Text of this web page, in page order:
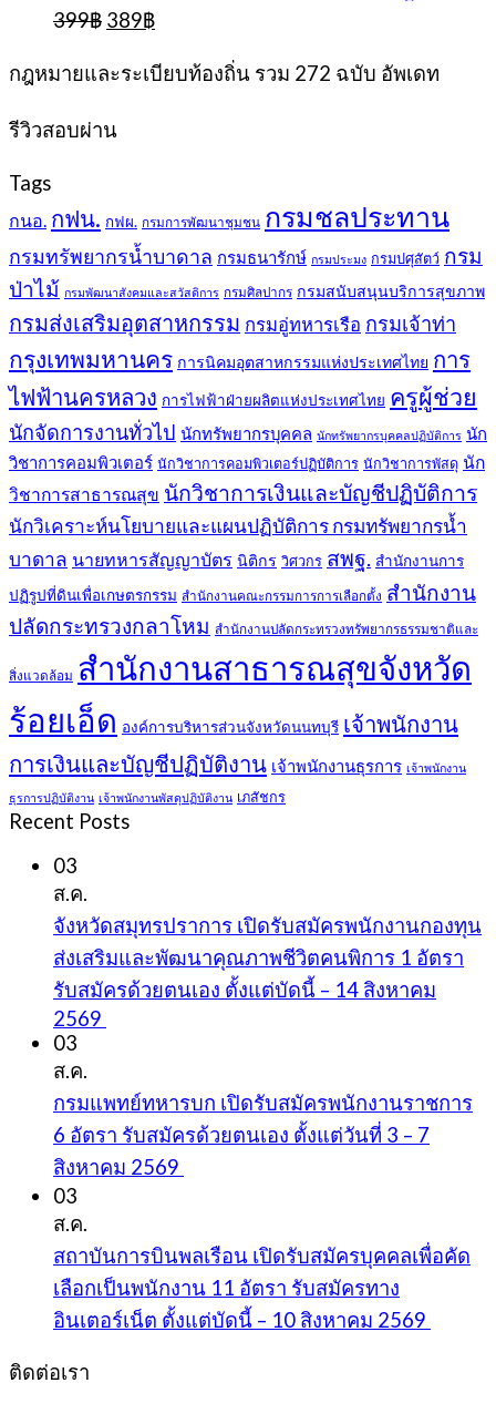
399฿ Original
was:
389฿Current
is:
กฎหมายและระเบียบท้องถิ่น รวม 272 ฉบับ อัพเดท
รีวิวสอบผ่าน
Tags
กนอ. กฟน. กฟผ. กรมการพัฒนาชุมชน กรมชลประทาน
กรมทรัพยากรน้ำบาดาล กรมธนารักษ์ กรมประมง กรมปศุสัตว์ กรม
ป่าไม้ กรมพัฒนาสังคมและสวัสดิการ กรมศิลปากร กรมสนับสนุนบริการสุขภาพ
กรมส่งเสริมอุตสาหกรรม กรมอู่ทหารเรือ กรมเจ้าท่า
กรุงเทพมหานคร การนิคมอุตสาหกรรมแห่งประเทศไทย การ
ไฟฟ้านครหลวง การไฟฟ้าฝ่ายผลิตแห่งประเทศไทย ครูผู้ช่วย
นักจัดการงานทั่วไป นักทรัพยากรบุคคล นักทรัพยากรบุคคลปฏิบัติการ นัก
วิชาการคอมพิวเตอร์ นักวิชาการคอมพิวเตอร์ปฏิบัติการ นักวิชาการพัสดุ นัก
วิชาการสาธารณสุข นักวิชาการเงินและบัญชีปฏิบัติการ
นักวิเคราะห์นโยบายและแผนปฏิบัติการ กรมทรัพยากรน้ำ
บาดาล นายทหารสัญญาบัตร นิติกร วิศวกร สพฐ. สำนักงานการ
ปฏิรูปที่ดินเพื่อเกษตรกรรม สำนักงานคณะกรรมการการเลือกตั้ง สำนักงาน
ปลัดกระทรวงกลาโหม สำนักงานปลัดกระทรวงทรัพยากรธรรมชาติและ
สิ่งแวดล้อม สำนักงานสาธารณสุขจังหวัด
ร้อยเอ็ด องค์การบริหารส่วนจังหวัดนนทบุรี เจ้าพนักงาน
การเงินและบัญชีปฏิบัติงาน เจ้าพนักงานธุรการ เจ้าพนักงาน
ธุรการปฏิบัติงาน เจ้าพนักงานพัสดุปฏิบัติงาน เภสัชกร
Recent Posts
03
ส.ค.
จังหวัดสมุทรปราการ เปิดรับสมัครพนักงานกองทุน
ส่งเสริมและพัฒนาคุณภาพชีวิตคนพิการ 1 อัตรา
รับสมัครด้วยตนเอง ตั้งแต่บัดนี้ – 14 สิงหาคม
2569
03
ส.ค.
กรมแพทย์ทหารบก เปิดรับสมัครพนักงานราชการ
6 อัตรา รับสมัครด้วยตนเอง ตั้งแต่วันที่ 3 – 7
สิงหาคม 2569
03
ส.ค.
สถาบันการบินพลเรือน เปิดรับสมัครบุคคลเพื่อคัด
เลือกเป็นพนักงาน 11 อัตรา รับสมัครทาง
อินเตอร์เน็ต ตั้งแต่บัดนี้ – 10 สิงหาคม 2569
ติดต่อเรา